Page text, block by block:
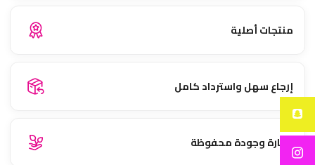
منتجات أصلية
إرجاع سهل واسترداد كامل
نضارة وجودة محفوظة